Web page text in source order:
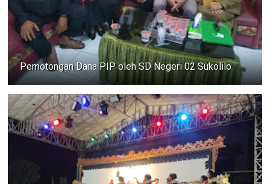
Pemotongan Dana PIP oleh SD Negeri 02 Sukolilo